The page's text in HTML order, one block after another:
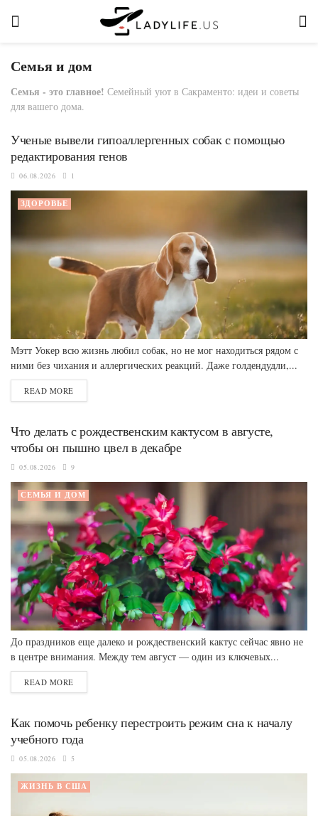
Семья и дом
Семья - это главное! Семейный уют в Сакраменто: идеи и советы
для вашего дома.
Ученые вывели гипоаллергенных собак с помощью
редактирования генов
06.08.2026 1
ЗДОРОВЬЕ
Мэтт Уокер всю жизнь любил собак, но не мог находиться рядом с
ними без чихания и аллергических реакций. Даже голдендудли,...
READ MORE
Что делать с рождественским кактусом в августе,
чтобы он пышно цвел в декабре
05.08.2026 9
СЕМЬЯ И ДОМ
До праздников еще далеко и рождественский кактус сейчас явно не
в центре внимания. Между тем август — один из ключевых...
READ MORE
Как помочь ребенку перестроить режим сна к началу
учебного года
05.08.2026 5
ЖИЗНЬ В США